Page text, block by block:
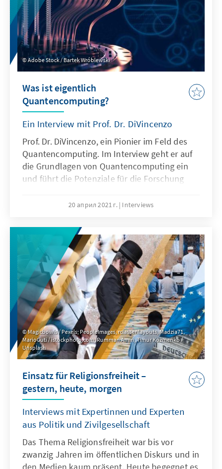
Adobe Stock / Bartek Wróblewski
Was ist eigentlich
Quantencomputing?
Ein Interview mit Prof. Dr. DiVincenzo
Prof. Dr. DiVincenzo, ein Pionier im Feld des
Quantencomputing. Im Interview geht er auf
die Grundlagen von Quantencomputing ein
und führt die Potenziale für die Forschung
20 април 2021 г. Interviews
Magicbowls / Pexels; PeopleImages, rclassenlayouts, Madzia71,
MarioGuti / istockphoto.com, Rumman Amin, Timur Kozmenko /
Unsplash
Einsatz für Religionsfreiheit –
gestern, heute, morgen
Interviews mit Expertinnen und Experten
aus Politik und Zivilgesellschaft
Das Thema Religionsfreiheit war bis vor
zwanzig Jahren im öffentlichen Diskurs und in